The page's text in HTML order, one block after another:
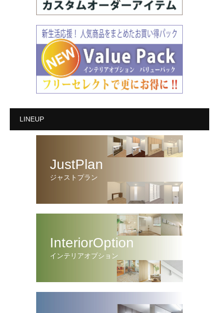
LINEUP
JustPlan
ジャストプラン
InteriorOption
インテリアオプション